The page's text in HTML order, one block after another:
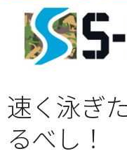
速く泳ぎ
るべし！